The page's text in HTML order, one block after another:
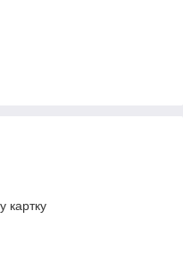
картку